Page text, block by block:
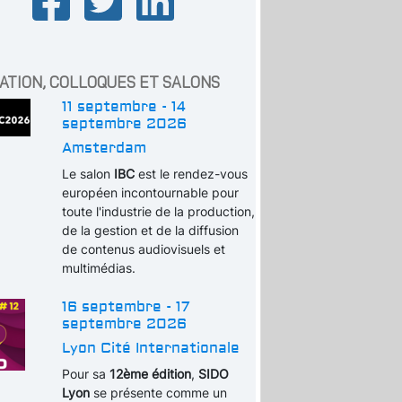
COLLOQUES ET SALONS
11 septembre - 14
septembre 2026
Amsterdam
Le salonIBC est le rendez-vous
européen incontournable pour
toute l'industrie de la production,
de la gestion et de la diffusion
de contenus audiovisuels et
multimédias.
16 septembre - 17
septembre 2026
Lyon Cité Internationale
Pour sa 12ème édition, SIDO
Lyonse présente comme un